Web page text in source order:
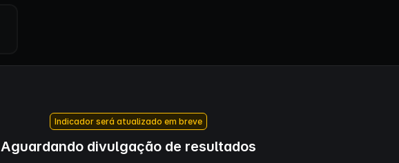
Indicador será atualizado em breve
Aguardando divulgação de resultados